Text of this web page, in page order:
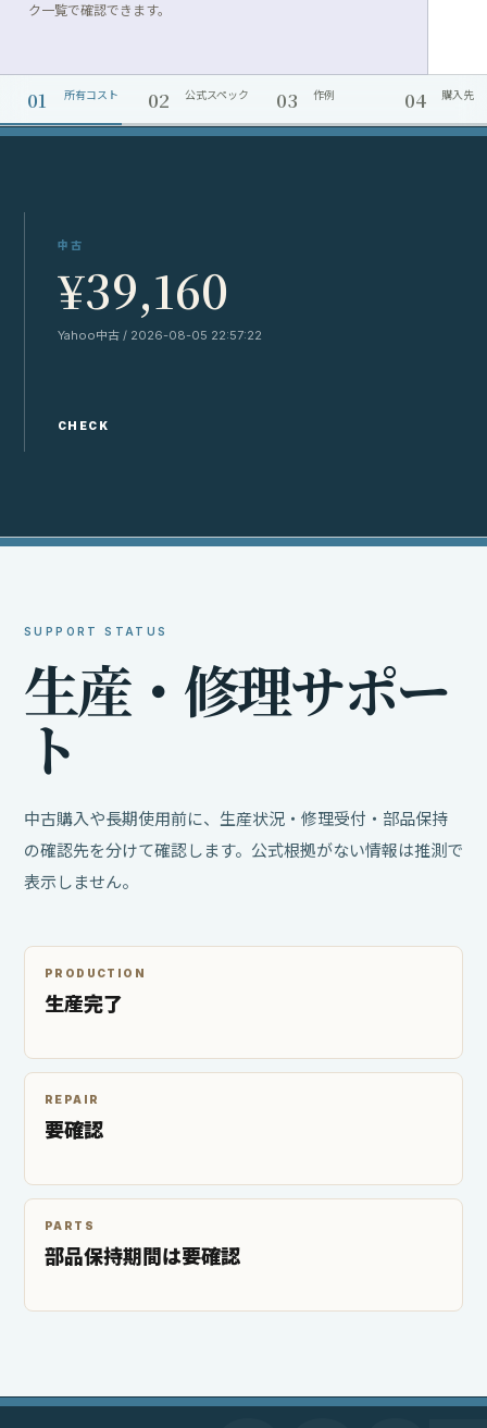
ク一覧で確認できます。
01 所有コスト 02 公式スペック 03 作例 04 購入先
中古
¥39,160
Yahoo中古 / 2026-08-05 22:57:22
CHECK
SUPPORT STATUS
生産・ 修理サポー
ト
中古購入や長期使用前に、生産状況・修理受付・部品保持
の確認先を分けて確認します。公式根拠がない情報は推測で
表示しません。
PRODUCTION
生産完了
REPAIR
要確認
PARTS
部品保持期間は要確認